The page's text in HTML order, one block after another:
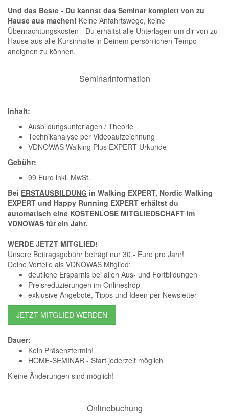
Und das Beste - Du kannst das Seminar komplett von zu
Hause aus machen! Keine Anfahrtswege, keine
Übernachtungskosten - Du erhältst alle Unterlagen um dir von zu
Hause aus alle Kursinhalte in Deinem persönlichen Tempo
aneignen zu können.
Seminarinformation
Inhalt:
Ausbildungsunterlagen / Theorie
Technikanalyse per Videoaufzeichnung
VDNOWAS Walking Plus EXPERT Urkunde
Gebühr:
99 Euro inkl. MwSt.
Bei ERSTAUSBILDUNG in Walking EXPERT, Nordic Walking
EXPERT und Happy Running EXPERT erhältst du
automatisch eine KOSTENLOSE MITGLIEDSCHAFT im
VDNOWAS für ein Jahr.
WERDE JETZT MITGLIED!
Unsere Beitragsgebühr beträgt nur 30,- Euro pro Jahr!
Deine Vorteile als VDNOWAS Mitglied:
deutliche Ersparnis bei allen Aus- und Fortbildungen
Preisreduzierungen im Onlineshop
exklusive Angebote, Tipps und Ideen per Newsletter
JETZT MITGLIED WERDEN
Dauer:
Kein Präsenztermin!
HOME-SEMINAR - Start jederzeit möglich
Kleine Änderungen sind möglich!
Onlinebuchung